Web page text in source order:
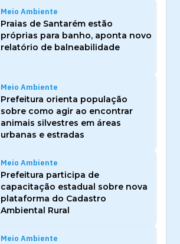
Meio Ambiente
Praias de Santarém estão
próprias para banho, aponta novo
relatório de balneabilidade
Meio Ambiente
Prefeitura orienta população
sobre como agir ao encontrar
animais silvestres em áreas
urbanas e estradas
Meio Ambiente
Prefeitura participa de
capacitação estadual sobre nova
plataforma do Cadastro
Ambiental Rural
Meio Ambiente